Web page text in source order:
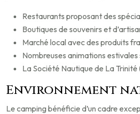
Restaurants proposant des
Boutiques de souvenirs et
Marché local avec des produits
Nombreuses animations
La Société Nautique de La
Environnement
Le camping bénéficie d’un cadre